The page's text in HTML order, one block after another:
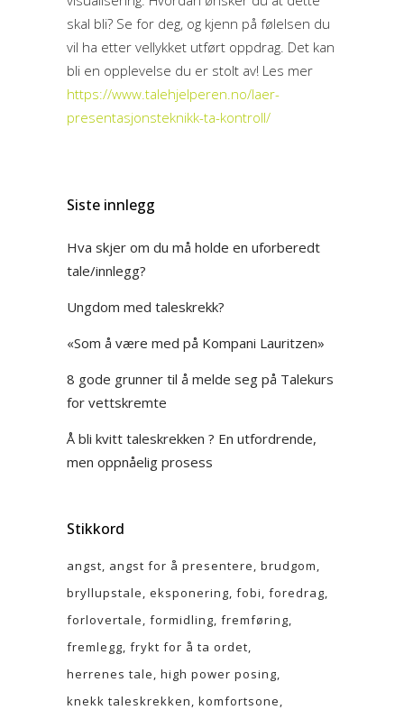
skal bli? Se for deg, og kjenn på følelsen du
vil ha etter vellykket utført oppdrag. Det kan
bli en opplevelse du er stolt av! Les mer
https://www.talehjelperen.no/laer-
presentasjonsteknikk-ta-kontroll/
Siste innlegg
Hva skjer om du må holde en uforberedt
tale/innlegg?
Ungdom med taleskrekk?
«Som å være med på Kompani Lauritzen»
8 gode grunner til å melde seg på Talekurs
for vettskremte
Å bli kvitt taleskrekken ? En utfordrende,
men oppnåelig prosess
Stikkord
angst angst for å presentere brudgom
bryllupstale eksponering fobi foredrag
forlovertale formidling fremføring
fremlegg frykt for å ta ordet
herrenes tale high power posing
knekk taleskrekken komfortsone